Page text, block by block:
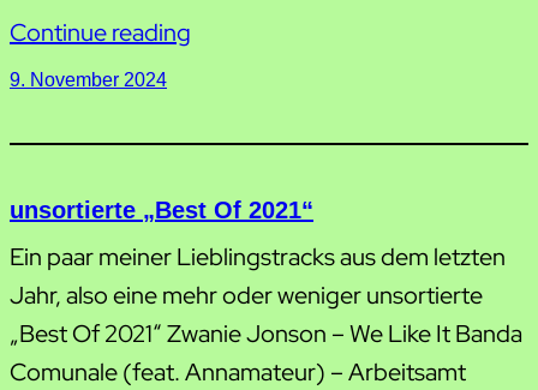
Continue reading
9. November 2024
unsortierte „Best Of 2021“
Ein paar meiner Lieblingstracks aus dem letzten
Jahr, also eine mehr oder weniger unsortierte
„Best Of 2021“ Zwanie Jonson – We Like It Banda
Comunale (feat. Annamateur) – Arbeitsamt